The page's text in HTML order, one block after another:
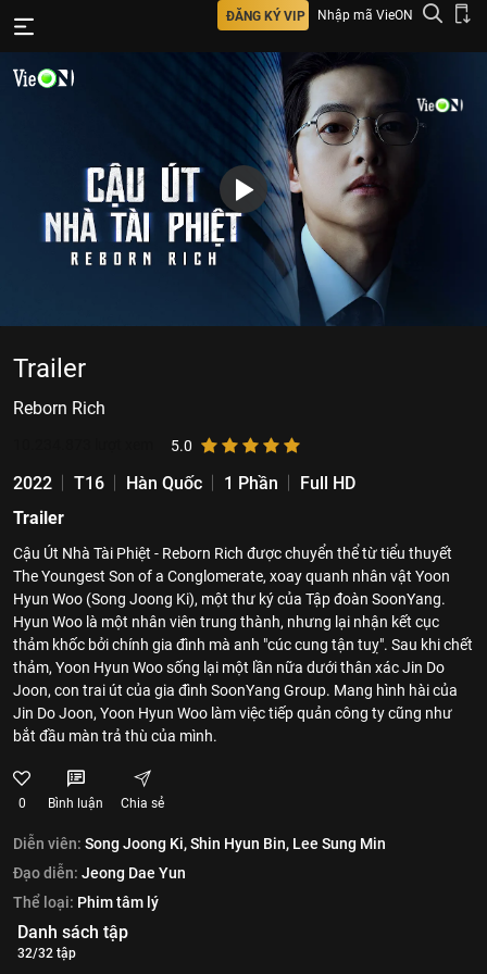
ĐĂNG KÝ VIP Nhập mã VieON
Trailer
Reborn Rich
5.0
2022 T16 Hàn Quốc 1 Phần
Full HD
Trailer
Cậu Út Nhà Tài Phiệt - Reborn Rich được chuyển thể từ tiểu thuyết
The Youngest Son of a Conglomerate, xoay quanh nhân vật Yoon
Hyun Woo (Song Joong Ki), một thư ký của Tập đoàn SoonYang.
Hyun Woo là một nhân viên trung thành, nhưng lại nhận kết cục
thảm khốc bởi chính gia đình mà anh "cúc cung tận tuỵ". Sau khi chết
thảm, Yoon Hyun Woo sống lại một lần nữa dưới thân xác Jin Do
Joon, con trai út của gia đình SoonYang Group. Mang hình hài của
Jin Do Joon, Yoon Hyun Woo làm việc tiếp quản công ty cũng như
bắt đầu màn trả thù của mình.
0 Bình luận Chia sẻ
Diễn viên: Song Joong Ki,Shin Hyun Bin, Lee Sung Min
Đạo diễn: Jeong Dae Yun
Thể loại: Phim tâm lý
Danh sách tập
32/32 tập